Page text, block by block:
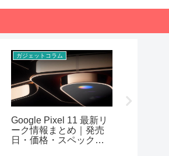
ガジェットコラム
Google Pixel 11 最新リ
ーク情報まとめ｜発売
日・価格・スペック予